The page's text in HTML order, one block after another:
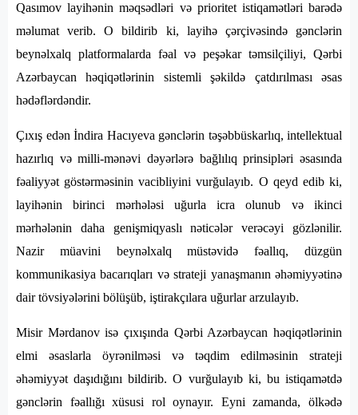
Qasımov layihənin məqsədləri və prioritet istiqamətləri barədə
məlumat verib. O bildirib ki, layihə çərçivəsində gənclərin
beynəlxalq platformalarda fəal və peşəkar təmsilçiliyi, Qərbi
Azərbaycan həqiqətlərinin sistemli şəkildə çatdırılması əsas
hədəflərdəndir.
Çıxış edən İndira Hacıyeva gənclərin təşəbbüskarlıq, intellektual
hazırlıq və milli-mənəvi dəyərlərə bağlılıq prinsipləri əsasında
fəaliyyət göstərməsinin vacibliyini vurğulayıb. O qeyd edib ki,
layihənin birinci mərhələsi uğurla icra olunub və ikinci
mərhələnin daha genişmiqyaslı nəticələr verəcəyi gözlənilir.
Nazir müavini beynəlxalq müstəvidə fəallıq, düzgün
kommunikasiya bacarıqları və strateji yanaşmanın əhəmiyyətinə
dair tövsiyələrini bölüşüb, iştirakçılara uğurlar arzulayıb.
Misir Mərdanov isə çıxışında Qərbi Azərbaycan həqiqətlərinin
elmi əsaslarla öyrənilməsi və təqdim edilməsinin strateji
əhəmiyyət daşıdığını bildirib. O vurğulayıb ki, bu istiqamətdə
gənclərin fəallığı xüsusi rol oynayır. Eyni zamanda, ölkədə